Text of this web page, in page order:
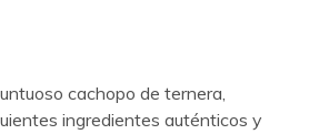
cachopo de ternera,
ingredientes auténticos y